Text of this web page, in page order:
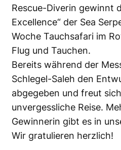
Rescue-Diverin gewinnt
Excellence“ der Sea
Woche Tauchsafari im
Flug und Tauchen.
Bereits während der
Schlegel-Saleh den
abgegeben und freut
unvergessliche Reise.
Gewinnerin gibt es in
Wir gratulieren herzlich!